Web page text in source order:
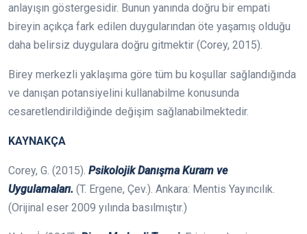
anlayışın göstergesidir. Bunun yanında doğru bir empati
bireyin açıkça fark edilen duygularından öte yaşamış olduğu
daha belirsiz duygulara doğru gitmektir (Corey, 2015).
Birey merkezli yaklaşıma göre tüm bu koşullar sağlandığında
ve danışan potansiyelini kullanabilme konusunda
cesaretlendirildiğinde değişim sağlanabilmektedir.
KAYNAKÇA
Corey, G. (2015). Psikolojik Danışma Kuram ve
Uygulamaları. (T. Ergene, Çev.). Ankara: Mentis Yayıncılık.
(Orijinal eser 2009 yılında basılmıştır.)